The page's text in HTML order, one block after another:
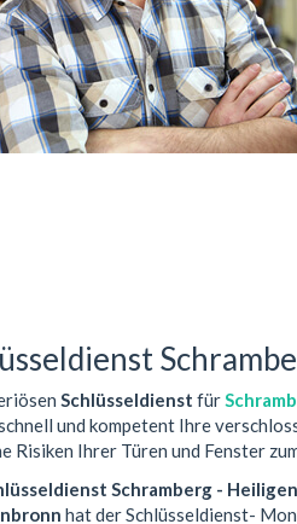
Schlüsseldienst für
und kompetent Ihre
Risiken Ihrer Türen und Fenster
Schramberg -
hat der Schlüsseldienst-